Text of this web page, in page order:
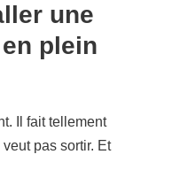
une
plein
Il fait tellement
pas sortir. Et